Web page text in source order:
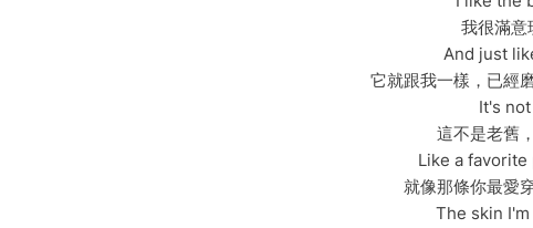
我很滿意
And just
它就跟我一樣，已經
It's
這不是老舊
Like a
就像那條你最愛
The skin